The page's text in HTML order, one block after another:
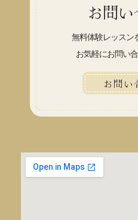
お問
無料体験レッスン
お気軽にお問い
お問い